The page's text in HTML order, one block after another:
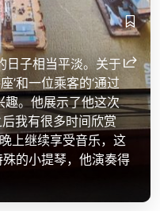
子相当平淡。关于
’和一位乘客的‘通过
趣。他展示了他这次
我有很多时间欣赏
上继续享受音乐，这
的小提琴，他演奏得